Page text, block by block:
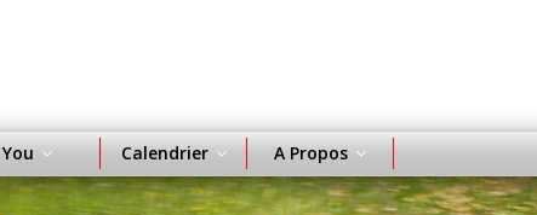
You Calendrier A Propos